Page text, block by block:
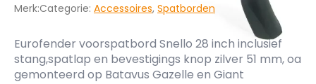
Merk:Categorie: Accessoires, Spatborden
Eurofender voorspatbord Snello 28 inch inclusief
stang,spatlap en bevestigings knop zilver 51 mm, oa
gemonteerd op Batavus Gazelle en Giant